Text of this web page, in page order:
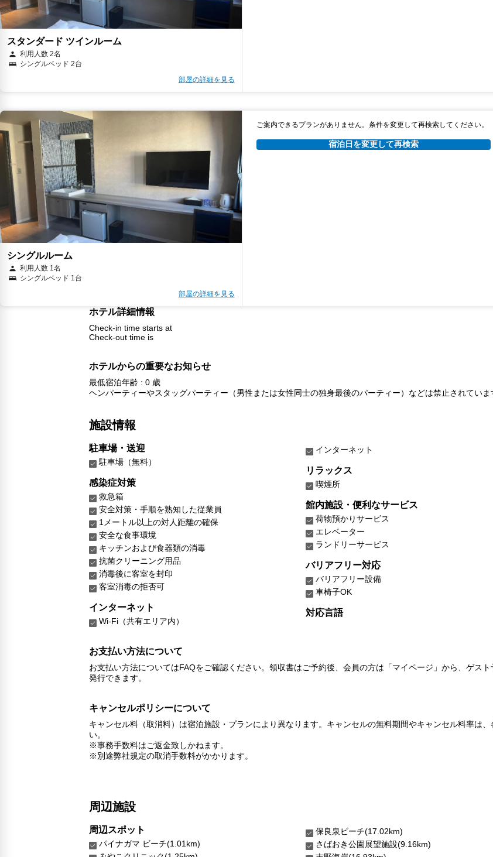
スタンダード ツインルーム
利用人数 2名
シングルベッド 2台
部屋の詳細を見る
シングルルーム
利用人数 1名
シングルベッド 1台
部屋の詳細を見る
ご案内できるプランがありません。条件を変更して再検索してください。
宿泊日を変更して再検索
ホテル詳細情報
Check-in time starts at
Check-out time is
ホテルからの重要なお知らせ
最低宿泊年齢 : 0 歳
ヘンパーティーやスタッグパーティー（男性または女性同士の独身最後のパーティー）などは禁止されていま
施設情報
駐車場・送迎
駐車場（無料）
感染症対策
救急箱
安全対策・手順を熟知した従業員
1メートル以上の対人距離の確保
安全な食事環境
キッチンおよび食器類の消毒
抗菌クリーニング用品
消毒後に客室を封印
客室消毒の拒否可
インターネット
Wi-Fi（共有エリア内）
インターネット
リラックス
喫煙所
館内施設・便利なサービス
荷物預かりサービス
エレベーター
ランドリーサービス
バリアフリー対応
バリアフリー設備
車椅子OK
対応言語
お支払い方法について
お支払い方法についてはFAQをご確認ください。領収書はご予約後、会員の方は「マイページ」から、ゲス
発行できます。
キャンセルポリシーについて
キャンセル料（取消料）は宿泊施設・プランにより異なります。キャンセルの無料期間やキャンセル料率は
い。
※事務手数料はご返金致しかねます。
※別途弊社規定の取消手数料がかかります。
周辺施設
周辺スポット
パイナガマ ビーチ(1.01km)
保良泉ビーチ(17.02km)
さばおき公園展望施設(9.16km)